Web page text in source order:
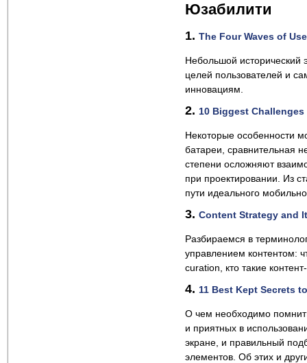
Юзабилити
1. The Four Waves of
Небольшой исторический
целей пользователей и
инновациям.
2. 10 Biggest
Некоторые особенности
батареи, сравнительная
степени осложняют
при проектировании. Из
пути идеального
3. Content Strategy and
Разбираемся в
управлением контентом:
curation, кто такие
4. 11 Best Kept Secrets
О чем необходимо
и приятных в
экране, и правильный
элементов. Об этих и